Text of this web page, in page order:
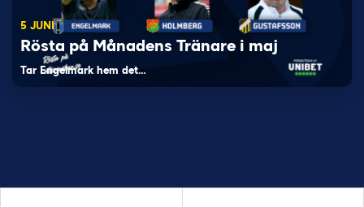
5 JUNI
Rösta på Månadens Tränare i maj
Tar Engelmark hem det…